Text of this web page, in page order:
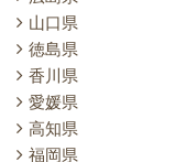
山口県
徳島県
香川県
愛媛県
高知県
福岡県